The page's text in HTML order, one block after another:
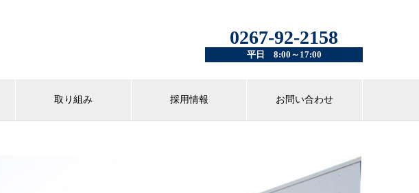
0267-92-2158
平日 8:00～17:00
取り組み 採用情報 お問い合わせ